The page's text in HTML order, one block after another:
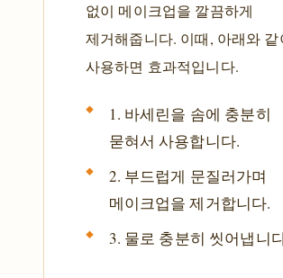
없이 메이크업을 깔끔하게
제거해줍니다. 이때, 아래와 같
사용하면 효과적입니다.
1. 바세린을 솜에 충분히
묻혀서 사용합니다.
2. 부드럽게 문질러가며
메이크업을 제거합니다.
3. 물로 충분히 씻어냅니